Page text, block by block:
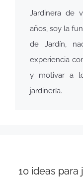
Jardinera de
años, soy la
de Jardín,
experiencia
y motivar a
jardinería.
10 ideas